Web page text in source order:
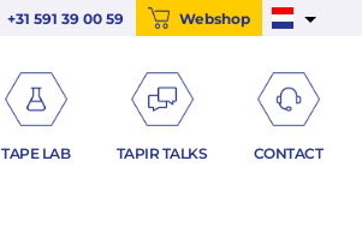
Webshop
+31 591 39 00 59
TAPE LAB TAPIR TALKS CONTACT